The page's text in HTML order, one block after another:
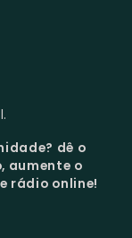
dê o
aumente o
rádio online!